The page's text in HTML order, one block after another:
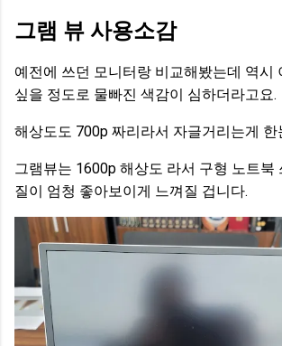
그램 뷰 사용소감
예전에 쓰던 모니터랑 비교해봤는데 역시
싶을 정도로 물빠진 색감이 심하더라고요.
해상도도 700p 짜리라서 자글거리는게 한
그램뷰는 1600p 해상도 라서 구형 노트북
질이 엄청 좋아보이게 느껴질 겁니다.